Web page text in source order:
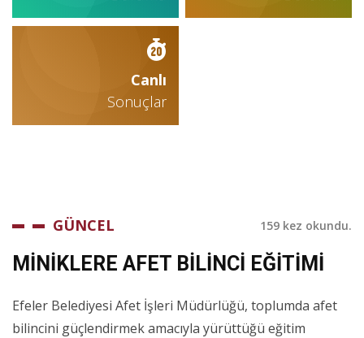
Canlı
Sonuçlar
GÜNCEL 159 kez okundu.
MİNİKLERE AFET BİLİNCİ EĞİTİMİ
Efeler Belediyesi Afet İşleri Müdürlüğü, toplumda afet
bilincini güçlendirmek amacıyla yürüttüğü eğitim